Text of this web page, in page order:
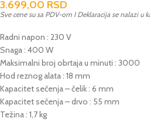
3.699,00 RSD
Sve cene su sa PDV-om I Deklaracija se nalazi
Radni napon : 230 V
Snaga : 400 W
Maksimalni broj obrtaja u minuti : 3000
Hod reznog alata : 18 mm
Kapacitet sečenja – čelik : 6 mm
Kapacitet sečenja – drvo : 55 mm
Težina : 1,7 kg